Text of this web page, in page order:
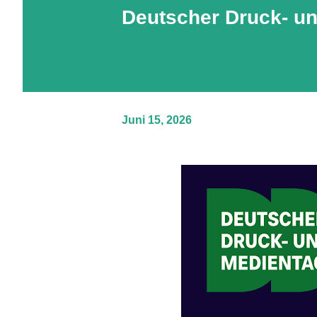
Deutscher Druck-
Juni 15, 2026